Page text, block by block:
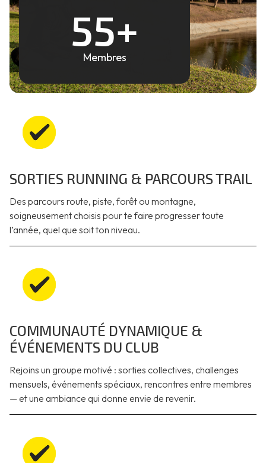
Membres
55+
SORTIES RUNNING & PARCOURS TRAIL
Des parcours route, piste, forêt ou montagne,
soigneusement choisis pour te faire progresser toute
l’année, quel que soit ton niveau.
COMMUNAUTÉ DYNAMIQUE &
ÉVÉNEMENTS DU CLUB
Rejoins un groupe motivé : sorties collectives, challenges
mensuels, événements spéciaux, rencontres entre membres
— et une ambiance qui donne envie de revenir.